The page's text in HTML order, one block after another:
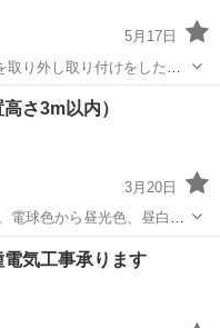
5月17日
り外し取り付けをしたい
関しては大きな出費がある
事させていただきます Ｔ
駅 電気工事
さ3m以内）
3月20日
円〜 消耗品費：数百
事
気工事承ります